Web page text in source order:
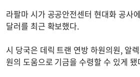
라팔마 시가 공공안전센터 현대화 공사
달러를 최근 확보했다.
시 당국은 데릭 트랜 연방 하원의원, 알
원의 도움으로 기금을 수령할 수 있게